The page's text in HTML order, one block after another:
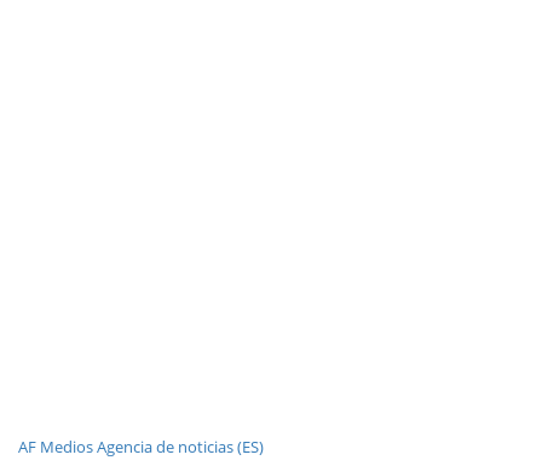
AF Medios Agencia de noticias (ES)